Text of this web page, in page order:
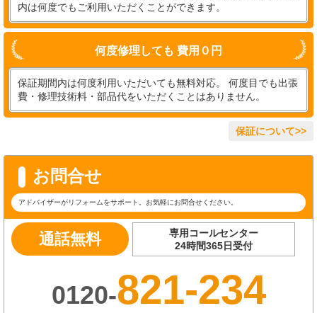
内は何度でもご利用いただくことができます。
何度修理しても 費用０円
保証期間内は何度利用いただいても無料対応。 何度目でも出張
費・修理技術料・部品代をいただくことはありません。
保証について>>
お問合せ
アドバイザーがリフォームをサポート。お気軽にお問合せください。
通話無料
専用コールセンター
24時間365日受付
0120-821-234